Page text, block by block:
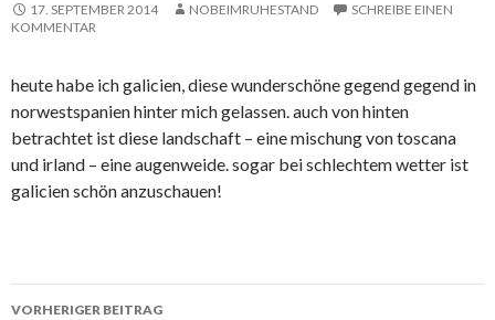
17. SEPTEMBER 2014 NOBEIMRUHESTAND
SCHREIBE EINEN
KOMMENTAR
heute habe ich galicien, diese wunderschöne gegend gegend in
norwestspanien hinter mich gelassen. auch von hinten
betrachtet ist diese landschaft – eine mischung von toscana
und irland – eine augenweide. sogar bei schlechtem wetter ist
galicien schön anzuschauen!
Beitrags-
VORHERIGER BEITRAG